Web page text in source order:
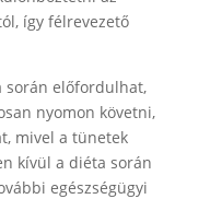
így félrevezető
során előfordulhat,
nyomon követni,
mivel a tünetek
kívül a diéta során
egészségügyi